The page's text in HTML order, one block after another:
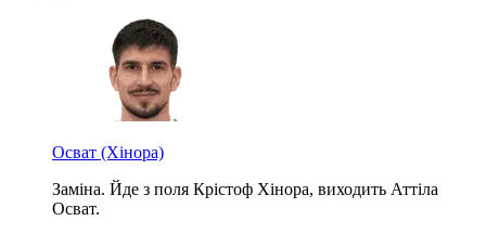
Осват (Хінора)
Заміна. Йде з поля Крістоф Хінора, виходить Аттіла
Осват.